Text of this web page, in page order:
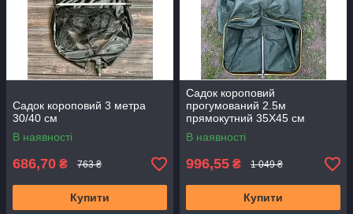
Садок короповий 3 метра
30/40 см
В наявності
686,70 ₴ 763 ₴
Купити
Садок короповий
прогумований 2.5м
прямокутний 35Х45 см
прямокутний
В наявності
996,55 ₴ 1 049 ₴
Купити